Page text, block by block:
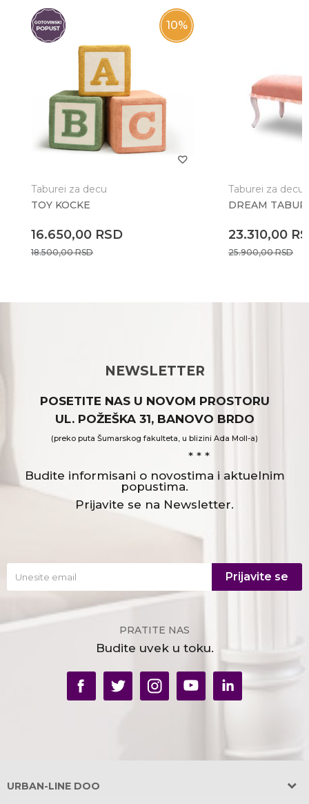
10%
Taburei za decu
TOY KOCKE
16.650,00 RSD
18.500,00RSD
Taburei za decu
DREAM
23.310,00
25.900,00RSD
NEWSLETTER
POSETITE NAS U NOVOM PROSTORU
UL. POŽEŠKA 31, BANOVO BRDO
(preko puta Šumarskog fakulteta, u blizini Ada Moll-a)
* * *
Budite informisani o novostima i aktuelnim
popustima.
Prijavite se na Newsletter.
Prijavite se
PRATITE NAS
Budite uvek u toku.
URBAN-LINE DOO